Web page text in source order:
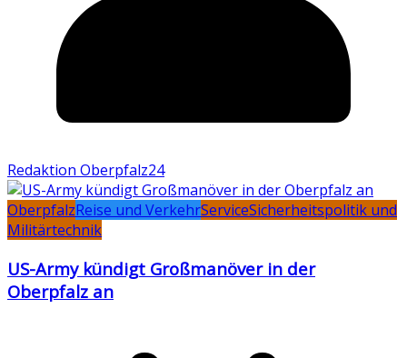
Redaktion Oberpfalz24
OberpfalzReise und VerkehrServiceSicherheitspolitik und
Militärtechnik
US-Army kündigt Großmanöver in der
Oberpfalz an